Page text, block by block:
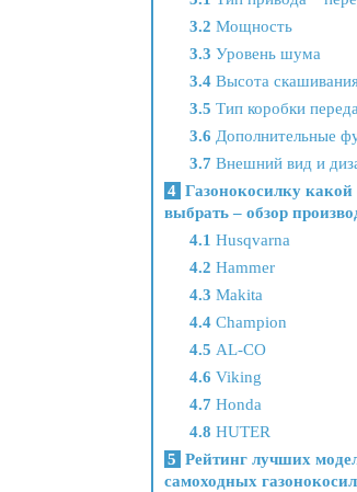
3.2 Мощность
3.3 Уровень шума
3.4Высота
3.5 Тип коробки
3.6 Дополнительные
3.7 Внешний вид и
4 Газонокосилку
выбрать – обзор
4.1 Husqvarna
4.2 Hammer
4.3 Makita
4.4Champion
4.5 AL-CO
4.6 Viking
4.7 Honda
4.8 HUTER
5 Рейтинг лучших
самоходных